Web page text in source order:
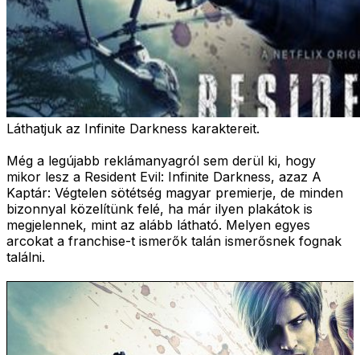
Láthatjuk az Infinite Darkness karaktereit.
Még a legújabb reklámanyagról sem derül ki, hogy
mikor lesz a Resident Evil: Infinite Darkness, azaz A
Kaptár: Végtelen sötétség magyar premierje, de minden
bizonnyal közelítünk felé, ha már ilyen plakátok is
megjelennek, mint az alább látható. Melyen egyes
arcokat a franchise-t ismerők talán ismerősnek fognak
találni.